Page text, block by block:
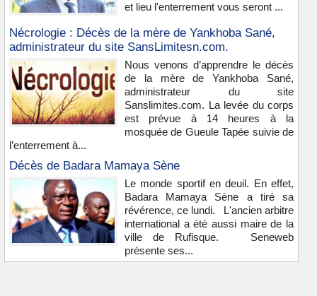
et lieu l'enterrement vous seront ...
Nécrologie : Décès de la mère de Yankhoba Sané,
administrateur du site SansLimitesn.com.
Nous venons d’apprendre le décès
de la mère de Yankhoba Sané,
administrateur du site
Sanslimites.com. La levée du corps
est prévue à 14 heures à la
mosquée de Gueule Tapée suivie de
l’enterrement à...
Décès de Badara Mamaya Sène
Le monde sportif en deuil. En effet,
Badara Mamaya Sène a tiré sa
révérence, ce lundi. L'ancien arbitre
international a été aussi maire de la
ville de Rufisque. Seneweb
présente ses...